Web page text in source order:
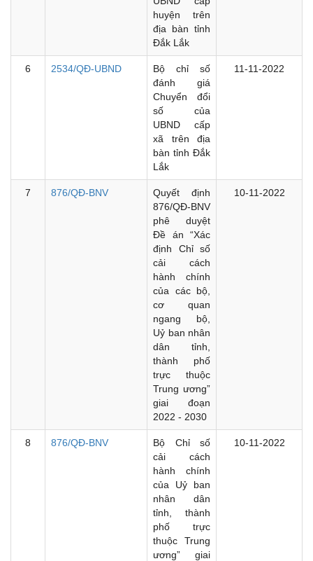
huyện trên
địa bàn tỉnh
Đắk Lắk
6 2534/QĐ-UBND
Bộ chỉ số
đánh giá
Chuyển đổi
số của
UBND cấp
xã trên địa
bàn tỉnh Đắk
Lắk
11-11-2022
7 876/QĐ-BNV
Quyết định
876/QĐ-BNV
phê duyệt
Đề án “Xác
định Chỉ số
cải cách
hành chính
của các bộ,
cơ quan
ngang bộ,
Uỷ ban nhân
dân tỉnh,
thành phố
trực thuộc
Trung ương”
giai đoạn
2022 - 2030
10-11-2022
8 876/QĐ-BNV
Bộ Chỉ số
cải cách
hành chính
của Uỷ ban
nhân dân
tỉnh, thành
phố trực
thuộc Trung
ương” giai
10-11-2022